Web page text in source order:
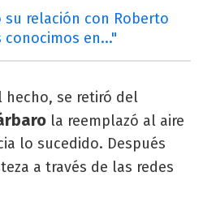
su relación con Roberto
conocimos en..."
hecho, se retiró del
la reemplazó al aire
lo sucedido. Después
a través de las redes